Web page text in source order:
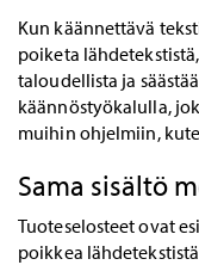
Kun käännettävä
poiketa
taloudellista ja
käännöstyökalulla,
muihin ohjelmiin,
Sama sisältö
Tuoteselosteet ovat
poikkea